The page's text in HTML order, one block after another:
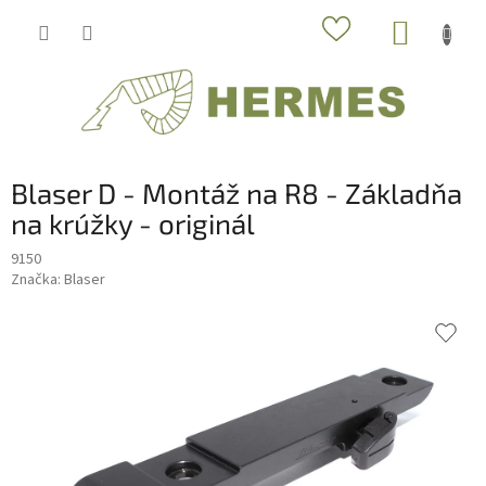
Blaser D - Montáž na R8 - Základňa
na krúžky - originál
9150
Značka: Blaser